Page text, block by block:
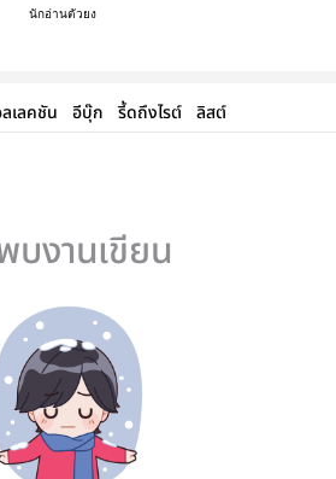
นักอ่านตัวยง
เลคชัน อีบุ๊ก รี้ดถึงไรต์ ลิสต์
บงานเขียน